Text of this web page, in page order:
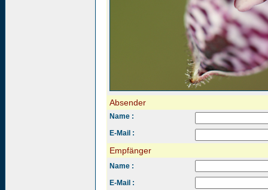
Absender
Name :
E-Mail :
Empfänger
Name :
E-Mail :